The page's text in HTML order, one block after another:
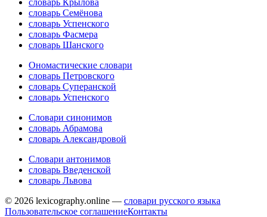
словарь Крылова
словарь Семёнова
словарь Успенского
словарь Фасмера
словарь Шанского
Ономастические словари
словарь Петровского
словарь Суперанской
словарь Успенского
Словари синонимов
словарь Абрамова
словарь Александровой
Словари антонимов
словарь Введенской
словарь Львова
© 2026 lexicography.online — словари русского языка
Пользовательское соглашениеКонтакты